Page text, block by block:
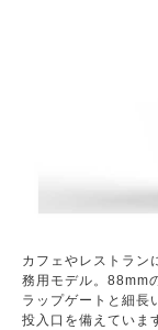
カフェやレストラン
務用モデル。88mm
ラップゲートと細長
投入口を備えていま